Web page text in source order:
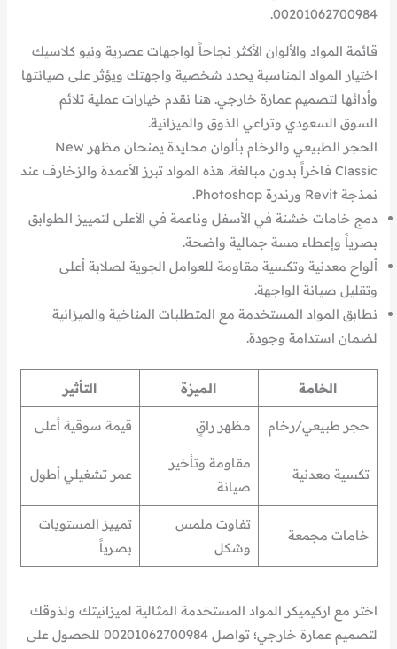
00201062700984.
قائمة المواد والألوان الأكثر نجاحاً لواجهات عصرية ونيو كلاسيك
اختيار المواد المناسبة يحدد شخصية واجهتك ويؤثر على صيانتها
وأدائها لتصميم عمارة خارجي. هنا نقدم خيارات عملية تلائم
السوق السعودي وتراعي الذوق والميزانية.
الحجر الطبيعي والرخام بألوان محايدة يمنحان مظهر New
Classic فاخراً بدون مبالغة. هذه المواد تبرز الأعمدة والزخارف عند
نمذجة Revit ورندرة Photoshop.
دمج خامات خشنة في الأسفل وناعمة في الأعلى لتمييز الطوابق
بصرياً وإعطاء مسة جمالية واضحة.
ألواح معدنية وتكسية مقاومة للعوامل الجوية لصلابة أعلى
وتقليل صيانة الواجهة.
نطابق المواد المستخدمة مع المتطلبات المناخية والميزانية
لضمان استدامة وجودة.
الخامة الميزة التأثير
حجر طبيعي/رخام مظهر راقٍ قيمة سوقية أعلى
تكسية معدنية
مقاومة وتأخير
صيانة
عمر تشغيلي أطول
خامات مجمعة
تفاوت ملمس
وشكل
تمييز المستويات
بصرياً
اختر مع اركيميكر المواد المستخدمة المثالية لميزانيتك ولذوقك
لتصميم عمارة خارجي؛ تواصل 00201062700984 للحصول على